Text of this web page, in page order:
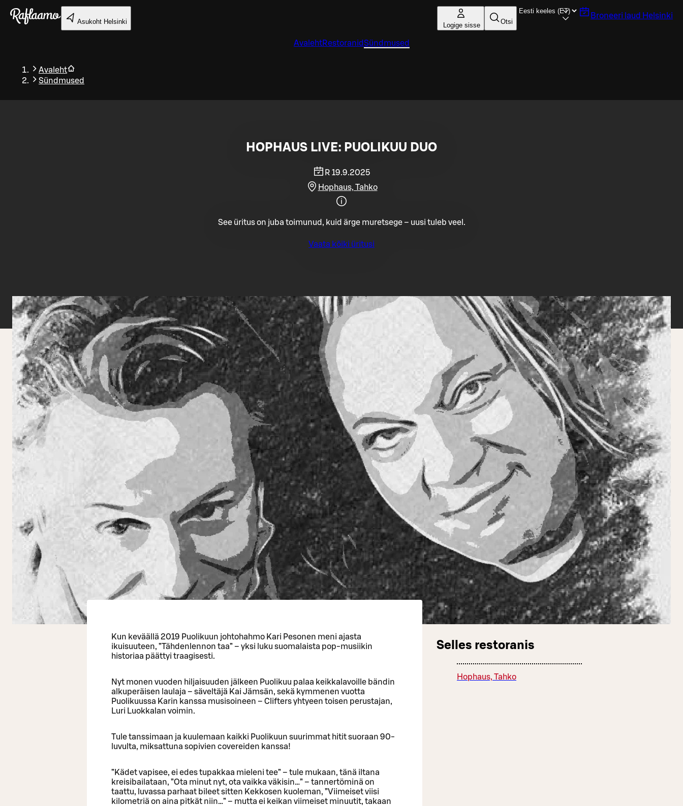
Liigu peamise sisu juurde
Asukoht Helsinki Logige sisse Otsi
Broneeri laud Helsinki
AvalehtRestoranidSündmused
Avaleht
Sündmused
Tagasi
HOPHAUS LIVE: PUOLIKUU DUO
R 19.9.2025
Hophaus, Tahko
See üritus on juba toimunud, kuid ärge muretsege – uusi tuleb veel.
Vaata kõiki üritusi
Kun keväällä 2019 Puolikuun johtohahmo Kari Pesonen meni ajasta
ikuisuuteen, ”Tähdenlennon taa” – yksi luku suomalaista pop-musiikin
historiaa päättyi traagisesti.
Nyt monen vuoden hiljaisuuden jälkeen Puolikuu palaa keikkalavoille bändin
alkuperäisen laulaja – säveltäjä Kai Jämsän, sekä kymmenen vuotta
Puolikuussa Karin kanssa musisoineen – Clifters yhtyeen toisen perustajan,
Luri Luokkalan voimin.
Tule tanssimaan ja kuulemaan kaikki Puolikuun suurimmat hitit suoraan 90-
luvulta, miksattuna sopivien covereiden kanssa!
”Kädet vapisee, ei edes tupakkaa mieleni tee” – tule mukaan, tänä iltana
kreisibailataan, ”Ota minut nyt, ota vaikka väkisin…” – tannertöminä on
taattu, luvassa parhaat bileet sitten Kekkosen kuoleman, ”Viimeiset viisi
kilometriä on aina pitkät niin…” – mutta ei keikan viimeiset minuutit, takaan
Selles restoranis
Hophaus, Tahko